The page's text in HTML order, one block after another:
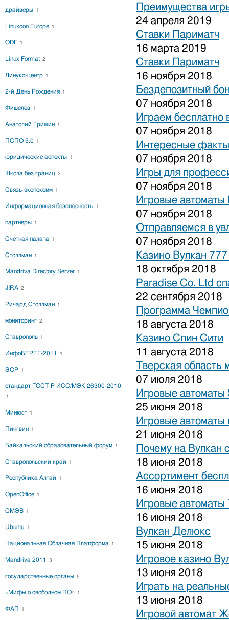
Преимущества
24 апреля 2019
Ставки Париматч
16 марта 2019
Ставки Париматч
16 ноября 2018
Бездепозитный
07 ноября 2018
Играем бесплатно
07 ноября 2018
Интересные
07 ноября 2018
Игры для
07 ноября 2018
Игровые автоматы
07 ноября 2018
Отправляемся в
07 ноября 2018
Казино Вулкан
18 октября 2018
Paradise Co. Ltd
22 сентября 2018
Программа
18 августа 2018
Казино Спин Сити
11 августа 2018
Тверская область
07 июля 2018
Игровые автоматы
25 июня 2018
Игровые
21 июня 2018
Почему на Вулкан
18 июня 2018
Ассортимент
16 июня 2018
Игровые автоматы
16 июня 2018
Вулкан Делюкс
15 июня 2018
Игровое казино
13 июня 2018
Играть на
13 июня 2018
Игровой автомат
драйверы 1
Linuxcon Europe 1
ODF 1
Linux Format 2
Линукс-центр 1
2-й День Рождения 1
Фишелев 1
Анатолий Гришин 1
ПСПО 5.0 1
юридические аспекты 1
Школа без границ 2
Связь-экспокомм 1
Информационная безопасность 1
партнеры 1
Счетная палата 1
Столлман 1
Mandriva Directory Server 1
JIRA 2
Ричард Столлман 1
мониторинг 2
Ставрополь 1
ИнфоБЕРЕГ-2011 1
ЭОР 1
стандарт ГОСТ Р ИСО/МЭК 26300-2010
1
Минюст 1
Пингвин 1
Байкальский образовательный форум 1
Ставропольский край 1
Республика Алтай 1
OpenOffice 1
СМЭВ 1
Ubuntu 1
Национальная Облачная Платформа 1
Mandriva 2011 3
государственные органы 5
«Мифы о свободном ПО» 1
ФАП 1